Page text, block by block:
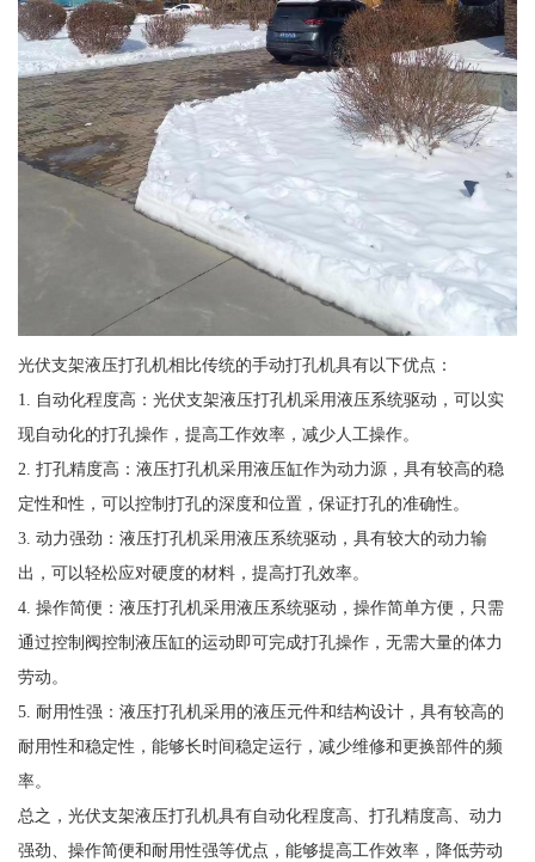
光伏支架液压打孔机相比传统的手动打孔机具有以下优点：
1. 自动化程度高：光伏支架液压打孔机采用液压系统驱动，可以实
现自动化的打孔操作，提高工作效率，减少人工操作。
2. 打孔精度高：液压打孔机采用液压缸作为动力源，具有较高的稳
定性和性，可以控制打孔的深度和位置，保证打孔的准确性。
3. 动力强劲：液压打孔机采用液压系统驱动，具有较大的动力输
出，可以轻松应对硬度的材料，提高打孔效率。
4. 操作简便：液压打孔机采用液压系统驱动，操作简单方便，只需
通过控制阀控制液压缸的运动即可完成打孔操作，无需大量的体力
劳动。
5. 耐用性强：液压打孔机采用的液压元件和结构设计，具有较高的
耐用性和稳定性，能够长时间稳定运行，减少维修和更换部件的频
率。
总之，光伏支架液压打孔机具有自动化程度高、打孔精度高、动力
强劲、操作简便和耐用性强等优点，能够提高工作效率，降低劳动